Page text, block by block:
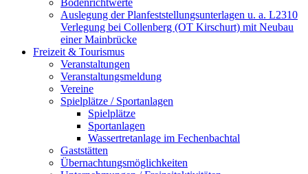
Bodenrichtwerte
Auslegung der Planfeststellungsunterlagen u. a. L2310
Verlegung bei Collenberg (OT Kirschurt) mit Neubau
einer Mainbrücke
Freizeit & Tourismus
Veranstaltungen
Veranstaltungsmeldung
Vereine
Spielplätze / Sportanlagen
Spielplätze
Sportanlagen
Wassertretanlage im Fechenbachtal
Gaststätten
Übernachtungsmöglichkeiten